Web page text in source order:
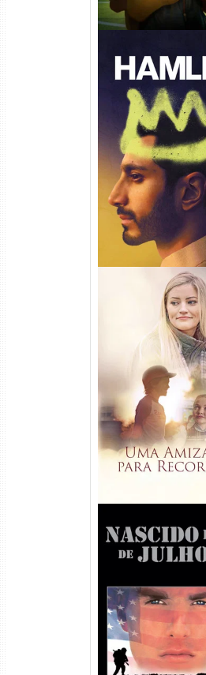
Hamlet Torrent
DL 1080p Dual
Uma Amizade para
Torrent (2025)
Dual Áudio
Nascido em 4
Torrent (1989)
Dual Áudio